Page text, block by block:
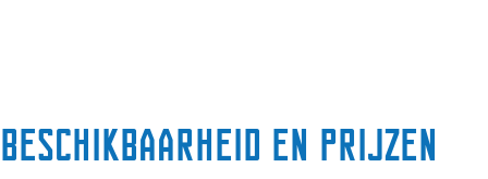
Beschikbaarheid en prijzen